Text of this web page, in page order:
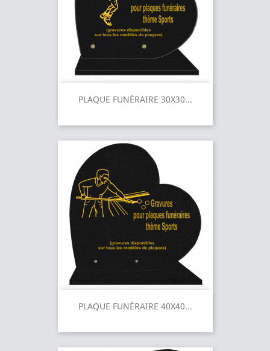
PLAQUE FUNÉRAIRE 30X30...
PLAQUE FUNÉRAIRE 40X40...